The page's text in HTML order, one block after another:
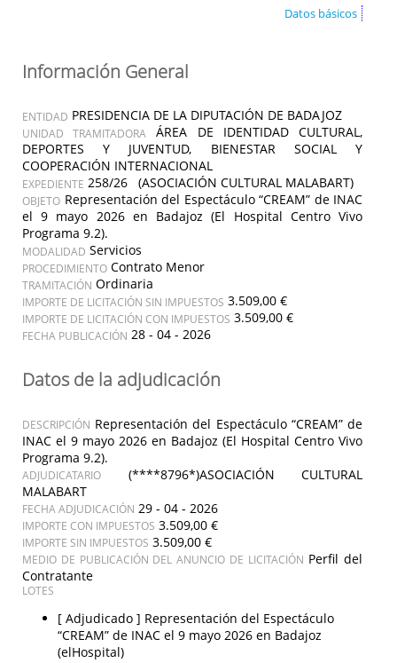
Datos básicos
Información General
ENTIDAD PRESIDENCIA DE LA DIPUTACIÓN DE BADAJOZ
UNIDAD TRAMITADORA
ÁREA DE IDENTIDAD CULTURAL,
DEPORTES Y JUVENTUD, BIENESTAR SOCIAL Y
COOPERACIÓN INTERNACIONAL
EXPEDIENTE 258/26 (ASOCIACIÓN CULTURAL MALABART)
OBJETO Representación del Espectáculo “CREAM” de INAC
el 9 mayo 2026 en Badajoz (El Hospital Centro Vivo
Programa 9.2).
MODALIDAD Servicios
PROCEDIMIENTO Contrato Menor
TRAMITACIÓN Ordinaria
IMPORTE DE LICITACIÓN SIN IMPUESTOS 3.509,00 €
IMPORTE DE LICITACIÓN CON IMPUESTOS 3.509,00 €
FECHA PUBLICACIÓN 28 - 04 - 2026
Datos de la adjudicación
DESCRIPCIÓN Representación del Espectáculo “CREAM” de
INAC el 9 mayo 2026 en Badajoz (El Hospital Centro Vivo
Programa 9.2).
ADJUDICATARIO
(****8796*)ASOCIACIÓN CULTURAL
MALABART
FECHA ADJUDICACIÓN 29 - 04 - 2026
IMPORTE CON IMPUESTOS 3.509,00 €
IMPORTE SIN IMPUESTOS 3.509,00 €
MEDIO DE PUBLICACIÓN DEL ANUNCIO DE LICITACIÓN Perfil del
Contratante
LOTES
[ Adjudicado ] Representación del Espectáculo
“CREAM” de INAC el 9 mayo 2026 en Badajoz
(elHospital)